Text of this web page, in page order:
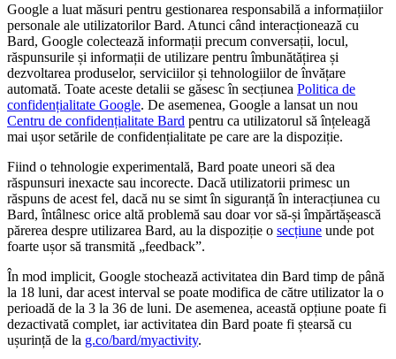
Google a luat măsuri pentru gestionarea responsabilă a informațiilor
personale ale utilizatorilor Bard. Atunci când interacționează cu
Bard, Google colectează informații precum conversații, locul,
răspunsurile și informații de utilizare pentru îmbunătățirea și
dezvoltarea produselor, serviciilor și tehnologiilor de învățare
automată. Toate aceste detalii se găsesc în secțiunea Politica de
confidențialitate Google. De asemenea, Google a lansat un nou
Centru de confidențialitate Bard pentru ca utilizatorul să înțeleagă
mai ușor setările de confidențialitate pe care are la dispoziție.
Fiind o tehnologie experimentală, Bard poate uneori să dea
răspunsuri inexacte sau incorecte. Dacă utilizatorii primesc un
răspuns de acest fel, dacă nu se simt în siguranță în interacțiunea cu
Bard, întâlnesc orice altă problemă sau doar vor să-și împărtășească
părerea despre utilizarea Bard, au la dispoziție o secțiune unde pot
foarte ușor să transmită „feedback”.
În mod implicit, Google stochează activitatea din Bard timp de până
la 18 luni, dar acest interval se poate modifica de către utilizator la o
perioadă de la 3 la 36 de luni. De asemenea, această opțiune poate fi
dezactivată complet, iar activitatea din Bard poate fi ștearsă cu
ușurință de la g.co/bard/myactivity.